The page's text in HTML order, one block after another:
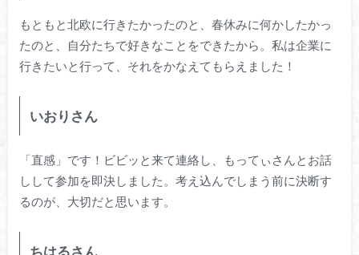
もともと北欧に行きたかったのと、春休みに何かしたかっ
たのと、自分たちで好きなことをできたから。私は企業に
行きたいと行って、それをかなえてもらえました！
いおりさん
「直感」です！ビビッと来て連絡し、もってぃさんとお話
しして参加を即決しました。考え込んでしまう前に決断す
るのが、大切だと思います。
ちはるさん